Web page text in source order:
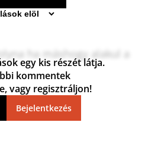
ha máshogy alakul a
egy kis részét látja.
kommentek
vagy regisztráljon!
Bejelentkezés